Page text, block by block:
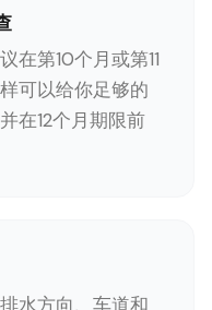
在第10个月或第11
可以给你足够的
在12个月期限前
水方向、车道和